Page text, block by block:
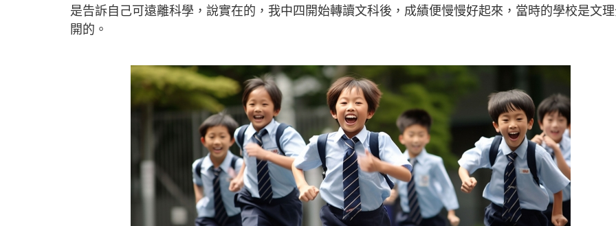
是告訴自己可遠離科學，說實在的，我中四開始轉讀文科後，成績便慢慢好起來，當時的學校是文
開的。